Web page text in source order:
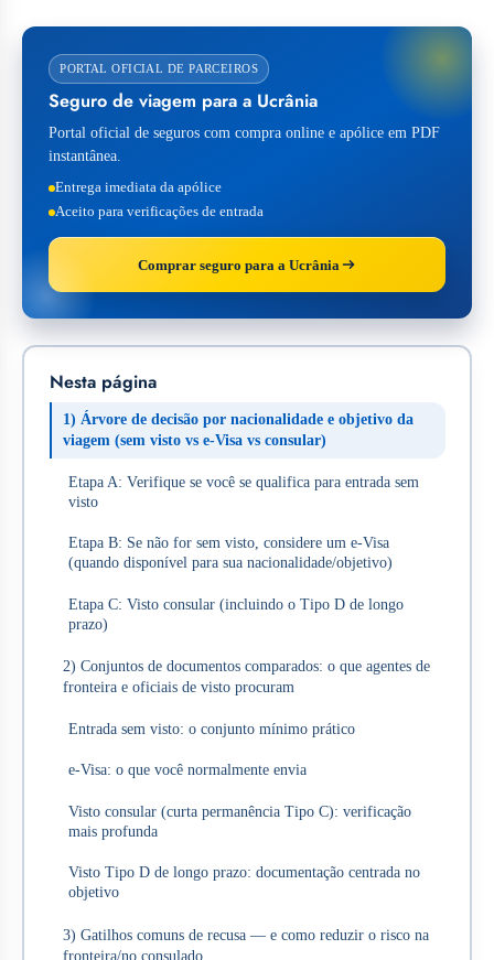
PORTAL OFICIAL DE PARCEIROS
Seguro de viagem para a Ucrânia
Portal oficial de seguros com compra online e apólice em PDF
instantânea.
Entrega imediata da apólice
Aceito para verificações de entrada
Comprar seguro para a Ucrânia
Nesta página
1) Árvore de decisão por nacionalidade e objetivo da
viagem (sem visto vs e‑Visa vs consular)
Etapa A: Verifique se você se qualifica para entrada sem
visto
Etapa B: Se não for sem visto, considere um e‑Visa
(quando disponível para sua nacionalidade/objetivo)
Etapa C: Visto consular (incluindo o Tipo D de longo
prazo)
2) Conjuntos de documentos comparados: o que agentes de
fronteira e oficiais de visto procuram
Entrada sem visto: o conjunto mínimo prático
e‑Visa: o que você normalmente envia
Visto consular (curta permanência Tipo C): verificação
mais profunda
Visto Tipo D de longo prazo: documentação centrada no
objetivo
3) Gatilhos comuns de recusa — e como reduzir o risco na
fronteira/no consulado